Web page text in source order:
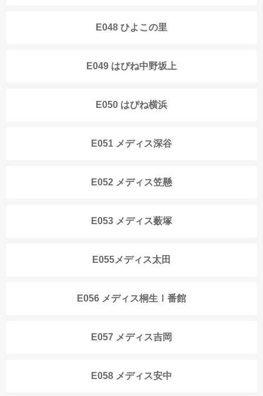
E048 ひよこの里
E049 はぴね中野坂上
E050 はぴね横浜
E051 メディス深谷
E052 メディス笠懸
E053 メディス薮塚
E055メディス太田
E056 メディス桐生Ⅰ番館
E057 メディス吉岡
E058 メディス安中